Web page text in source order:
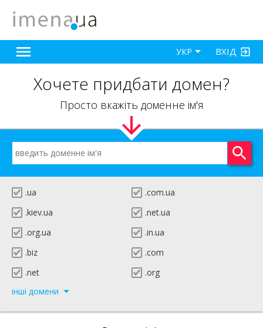
ВХІД
УКР
Хочете придбати домен?
Просто вкажіть доменне ім'я
.ua
.com.ua
.kiev.ua
.net.ua
.org.ua
.in.ua
.biz
.com
.net
.org
інші домени